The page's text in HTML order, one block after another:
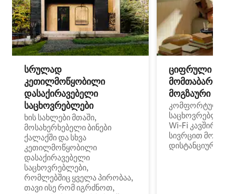
სრულად
კეთილმოწყობილი
დასაქირავებელი
საცხოვრებლები
ხის სახლები მთაში,
მოსახერხებელი ბინები
ქალაქში და სხვა
კეთილმოწყობილი
დასაქირავებელი
საცხოვრებლები,
რომლებშიც ყველა პირობაა,
თავი ისე რომ იგრძნოთ,
ციფრული
მოგზაური
კომფორტული
Wi‑Fi
სივრცით
დისტანციური